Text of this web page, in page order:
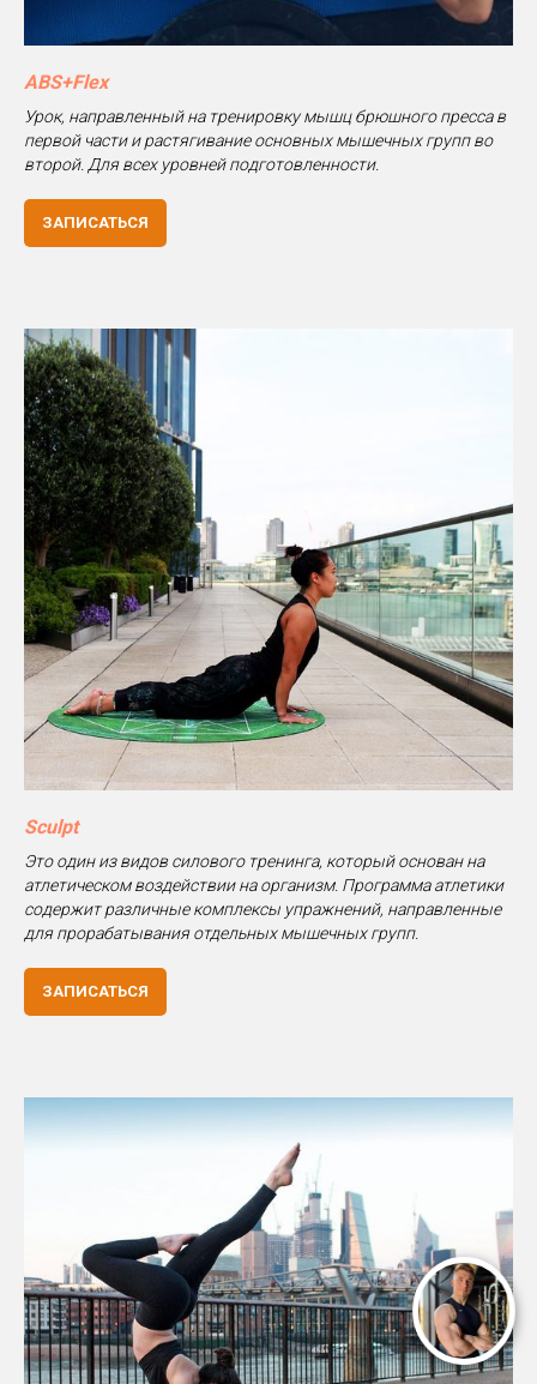
ABS+Flex
Урок, направленный на тренировку мышц брюшного пресса в
первой части и растягивание основных мышечных групп во
второй. Для всех уровней подготовленности.
ЗАПИСАТЬСЯ
Sculpt
Это один из видов силового тренинга, который основан на
атлетическом воздействии на организм. Программа атлетики
содержит различные комплексы упражнений, направленные
для прорабатывания отдельных мышечных групп.
ЗАПИСАТЬСЯ